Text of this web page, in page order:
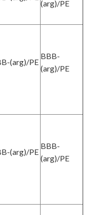
(arg)/PE
(arg)/PE
BBB-
(arg)/PE
(arg)/PE
BBB-
(arg)/PE